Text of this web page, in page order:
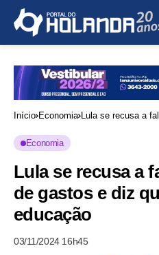
Início Economia Lula se recusa a
Economia
Lula se recusa a
de gastos e diz
educação
03/11/2024 16h45